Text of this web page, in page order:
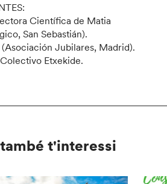
Científica de Matia
San Sebastián).
Jubilares, Madrid).
Etxekide.
t'interessi